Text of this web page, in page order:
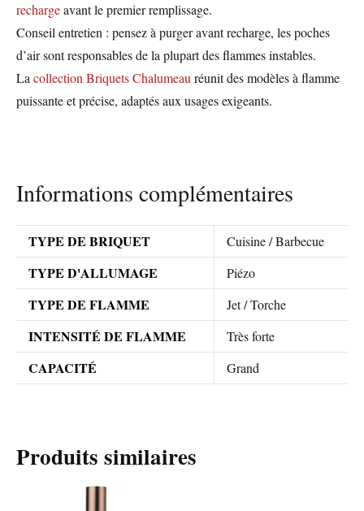
rechargeavant le premier remplissage.
Conseil entretien : pensez à purger avant recharge, les poches
d’air sont responsables de la plupart des flammes instables.
La collection Briquets Chalumeau réunit des modèles à flamme
puissante et précise, adaptés aux usages exigeants.
Informations complémentaires
TYPE DE BRIQUET Cuisine / Barbecue
TYPE D'ALLUMAGE Piézo
TYPE DE FLAMME Jet / Torche
INTENSITÉ DE FLAMME Très forte
CAPACITÉ Grand
Produits similaires